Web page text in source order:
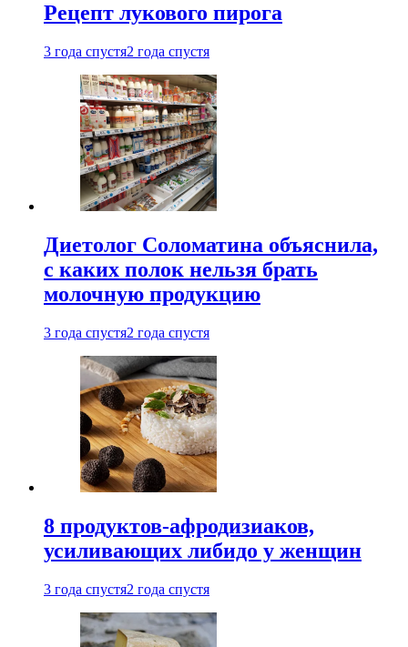
Рецепт лукового пирога
3 года спустя2 года спустя
Диетолог Соломатина объяснила,
с каких полок нельзя брать
молочную продукцию
3 года спустя2 года спустя
8 продуктов-афродизиаков,
усиливающих либидо у женщин
3 года спустя2 года спустя